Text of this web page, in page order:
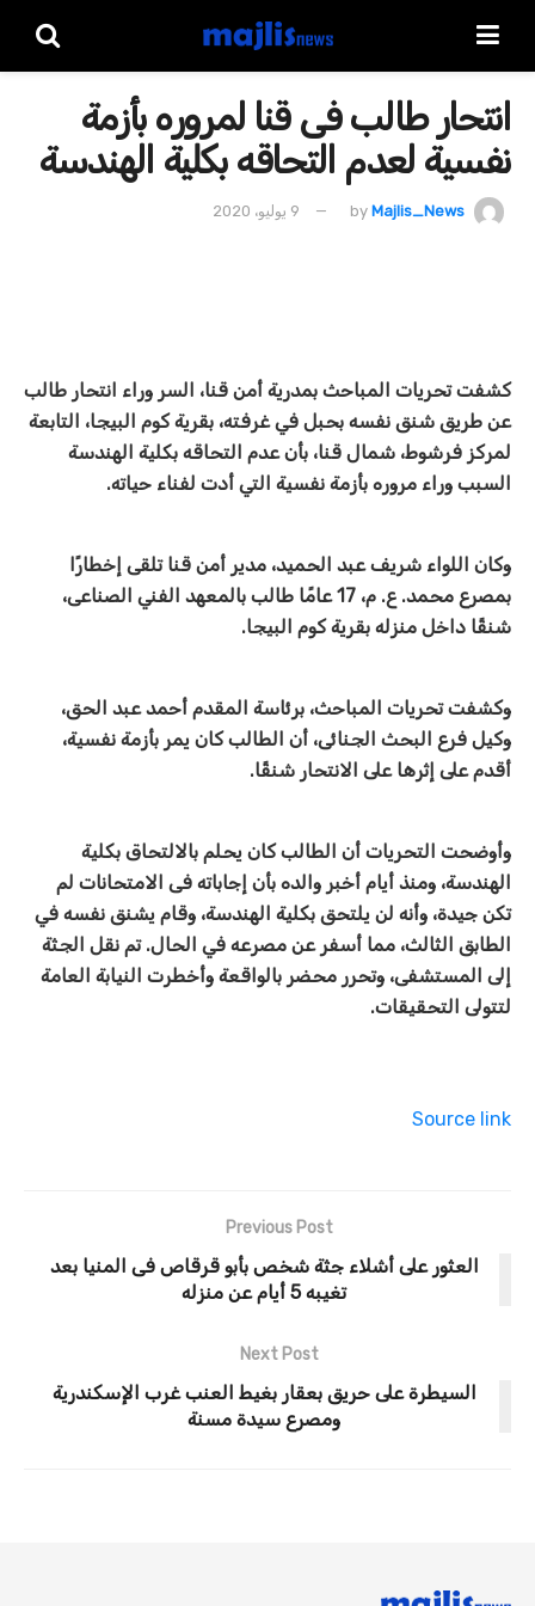
انتحار طالب فى قنا لمروره بأزمة
نفسية لعدم التحاقه بكلية الهندسة
by Majlis_News 9 يوليو، 2020
كشفت تحريات المباحث بمدرية أمن قنا، السر وراء انتحار طالب
عن طريق شنق نفسه بحبل في غرفته، بقرية كوم البيجا، التابعة
لمركز فرشوط، شمال قنا، بأن عدم التحاقه بكلية الهندسة
السبب وراء مروره بأزمة نفسية التي أدت لفناء حياته.
وكان اللواء شريف عبد الحميد، مدير أمن قنا تلقى إخطارًا
بمصرع محمد. ع. م، 17 عامًا طالب بالمعهد الفني الصناعى،
شنقًا داخل منزله بقرية كوم البيجا.
وكشفت تحريات المباحث، برئاسة المقدم أحمد عبد الحق،
وكيل فرع البحث الجنائى، أن الطالب كان يمر بأزمة نفسية،
أقدم على إثرها على الانتحار شنقًا.
وأوضحت التحريات أن الطالب كان يحلم بالالتحاق بكلية
الهندسة، ومنذ أيام أخبر والده بأن إجاباته فى الامتحانات لم
تكن جيدة، وأنه لن يلتحق بكلية الهندسة، وقام يشنق نفسه في
الطابق الثالث، مما أسفر عن مصرعه في الحال.تم نقل الجثة
إلى المستشفى، وتحرر محضر بالواقعة وأخطرت النيابة العامة
لتتولى التحقيقات.
Source link
Previous Post
العثور على أشلاء جثة شخص بأبو قرقاص فى المنيا بعد
تغيبه 5 أيام عن منزله
Next Post
السيطرة على حريق بعقار بغيط العنب غرب الإسكندرية
ومصرع سيدة مسنة